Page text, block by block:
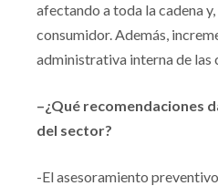
afectando a toda la cadena
consumidor. Además,
administrativa interna de las
–¿Qué recomendaciones
del sector?
-El asesoramiento